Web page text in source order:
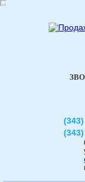
(343)
(343)